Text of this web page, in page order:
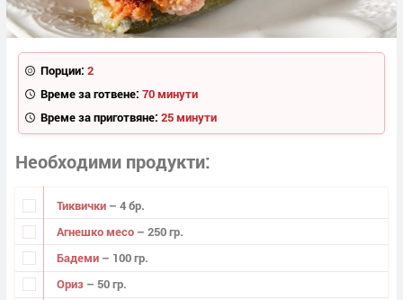
Порции: 2
Време за готвене: 70 минути
Време за приготвяне: 25 минути
Необходими продукти
Тиквички – 4 бр.
Агнешко месо – 250 гр.
Бадеми – 100 гр.
Ориз – 50 гр.